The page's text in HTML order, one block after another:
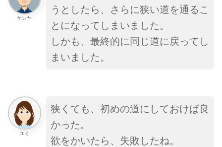
ケンヤ
うとしたら、さらに狭い道を通るこ
とになってしまいました。
しかも、 最終的に同じ道に戻ってし
まいました。
ユミ
狭くても、初めの道にしておけば良
かった。
欲をかいたら、失敗したね。